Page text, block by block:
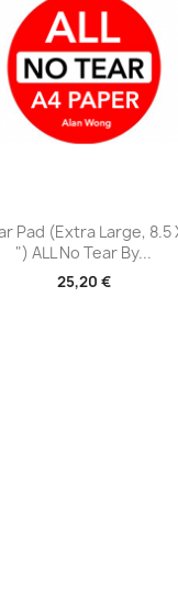
Aperçu rapide
Pad (Extra Large, 8.5
") ALL No Tear By...
25,20 €